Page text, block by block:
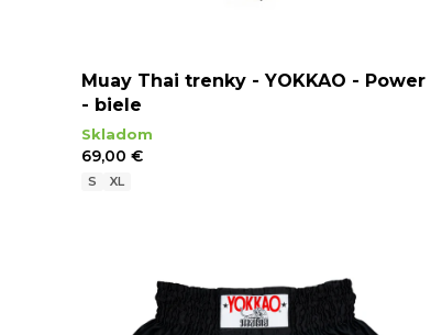
Muay Thai trenky - YOKKAO - Power
- biele
Skladom
69,00 €
S XL